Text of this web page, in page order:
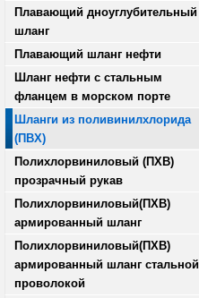
Плавающий дноуглубительный
шланг
Плавающий шланг нефти
Шланг нефти с стальным
фланцем в морском порте
Шланги из поливинилхлорида
(ПВХ)
Полихлорвиниловый (ПХВ)
прозрачный рукав
Полихлорвиниловый(ПХВ)
армированный шланг
Полихлорвиниловый(ПХВ)
армированный шланг стальной
проволокой